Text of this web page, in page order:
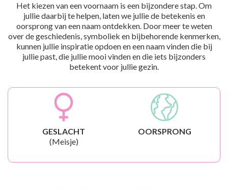
Het kiezen van een voornaam is een bijzondere stap. Om
jullie daarbij te helpen, laten we jullie de betekenis en
oorsprong van een naam ontdekken. Door meer te weten
over de geschiedenis, symboliek en bijbehorende kenmerken,
kunnen jullie inspiratie opdoen en een naam vinden die bij
jullie past, die jullie mooi vinden en die iets bijzonders
betekent voor jullie gezin.
GESLACHT
(Meisje)
OORSPRONG